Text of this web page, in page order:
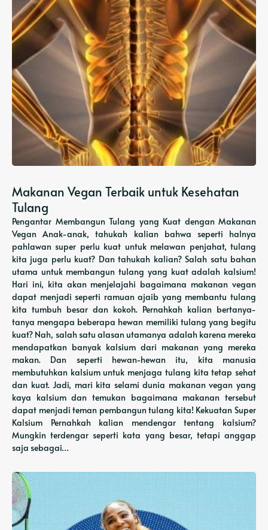
Makanan Vegan Terbaik untuk Kesehatan
Tulang
Pengantar Membangun Tulang yang Kuat dengan Makanan
Vegan Anak-anak, tahukah kalian bahwa seperti halnya
pahlawan super perlu kuat untuk melawan penjahat, tulang
kita juga perlu kuat? Dan tahukah kalian? Salah satu bahan
utama untuk membangun tulang yang kuat adalah kalsium!
Hari ini, kita akan menjelajahi bagaimana makanan vegan
dapat menjadi seperti ramuan ajaib yang membantu tulang
kita tumbuh besar dan kokoh. Pernahkah kalian bertanya-
tanya mengapa beberapa hewan memiliki tulang yang begitu
kuat? Nah, salah satu alasan utamanya adalah karena mereka
mendapatkan banyak kalsium dari makanan yang mereka
makan. Dan seperti hewan-hewan itu, kita manusia
membutuhkan kalsium untuk menjaga tulang kita tetap sehat
dan kuat. Jadi, mari kita selami dunia makanan vegan yang
kaya kalsium dan temukan bagaimana makanan tersebut
dapat menjadi teman pembangun tulang kita! Kekuatan Super
Kalsium Pernahkah kalian mendengar tentang kalsium?
Mungkin terdengar seperti kata yang besar, tetapi anggap
saja sebagai…